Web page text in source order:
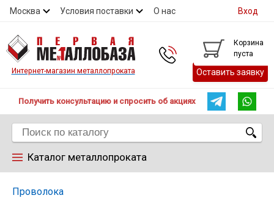
Москва Условия поставки О нас
Контакты
Вход
Интернет-магазин металлопроката
Корзина
пуста
Оставить заявку
Получить консультацию и спросить об акциях
Каталог металлопроката
Проволока